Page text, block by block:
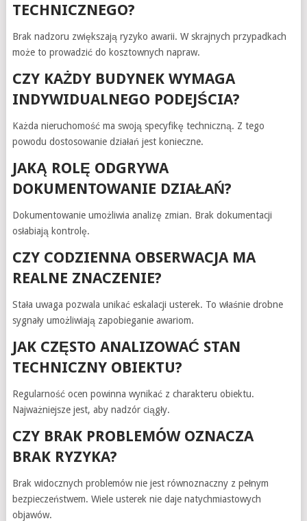
TECHNICZNEGO?
Brak nadzoru zwiększają ryzyko awarii. W skrajnych przypadkach
może to prowadzić do kosztownych napraw.
CZY KAŻDY BUDYNEK WYMAGA
INDYWIDUALNEGO PODEJŚCIA?
Każda nieruchomość ma swoją specyfikę techniczną. Z tego
powodu dostosowanie działań jest konieczne.
JAKĄ ROLĘ ODGRYWA
DOKUMENTOWANIE DZIAŁAŃ?
Dokumentowanie umożliwia analizę zmian. Brak dokumentacji
osłabiają kontrolę.
CZY CODZIENNA OBSERWACJA MA
REALNE ZNACZENIE?
Stała uwaga pozwala unikać eskalacji usterek. To właśnie drobne
sygnały umożliwiają zapobieganie awariom.
JAK CZĘSTO ANALIZOWAĆ STAN
TECHNICZNY OBIEKTU?
Regularność ocen powinna wynikać z charakteru obiektu.
Najważniejsze jest, aby nadzór ciągły.
CZY BRAK PROBLEMÓW OZNACZA
BRAK RYZYKA?
Brak widocznych problemów nie jest równoznaczny z pełnym
bezpieczeństwem. Wiele usterek nie daje natychmiastowych
objawów.